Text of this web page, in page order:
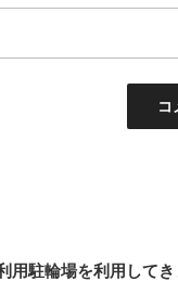
用駐輪場を利用してき